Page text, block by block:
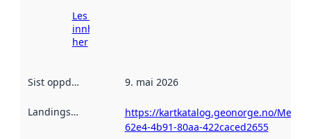
Les meir om
innhenting
her
Sist oppdatert 9. mai 2026
Landingsside
https://kartkatalog.geonorge.no/
62e4-4b91-80aa-422caced2655